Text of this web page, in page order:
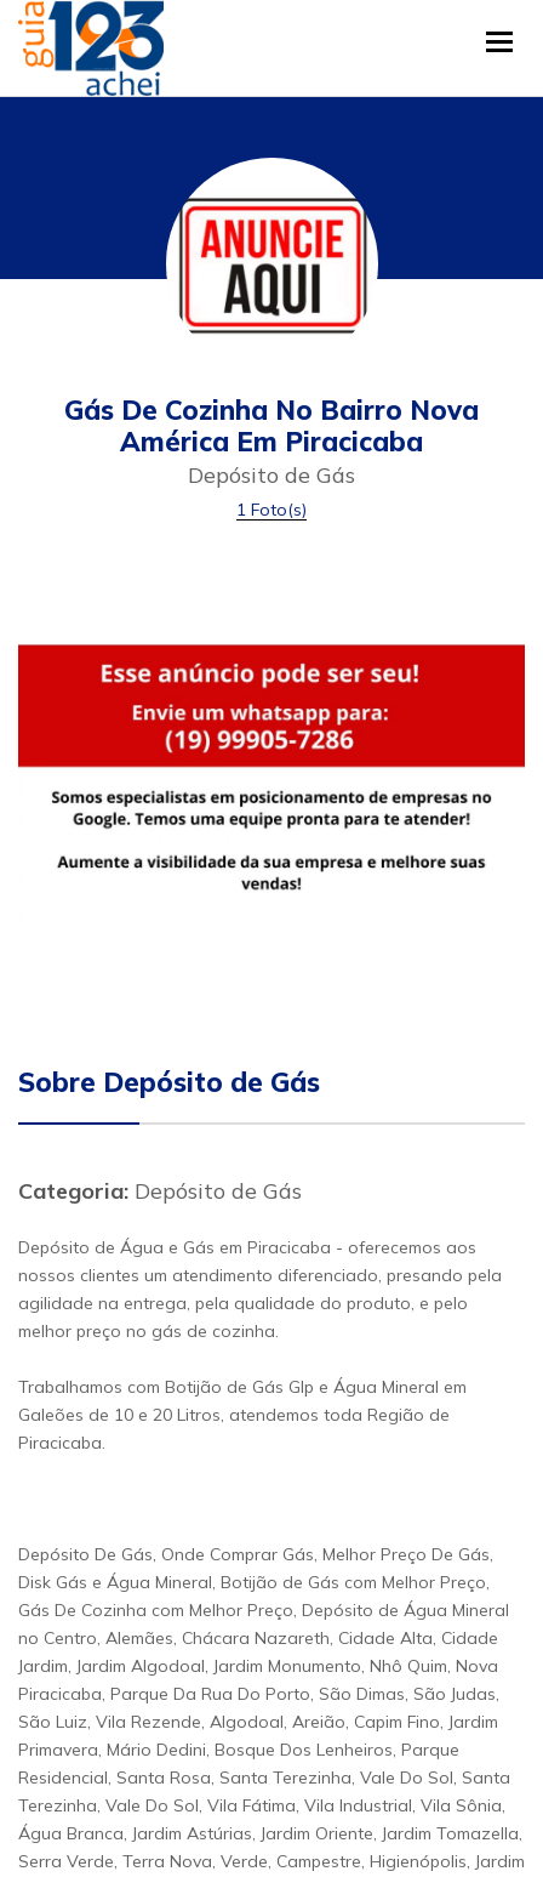
Gás De Cozinha No Bairro Nova
América Em Piracicaba
Depósito de Gás
1 Foto(s)
Sobre Depósito de Gás
Categoria: Depósito de Gás
Depósito de Água e Gás em Piracicaba - oferecemos aos
nossos clientes um atendimento diferenciado, presando pela
agilidade na entrega, pela qualidade do produto, e pelo
melhor preço no gás de cozinha.
Trabalhamos com Botijão de Gás Glp e Água Mineral em
Galeões de 10 e 20 Litros, atendemos toda Região de
Piracicaba.
Depósito De Gás, Onde Comprar Gás, Melhor Preço De Gás,
Disk Gás e Água Mineral, Botijão de Gás com Melhor Preço,
Gás De Cozinha com Melhor Preço, Depósito de Água Mineral
no Centro, Alemães, Chácara Nazareth, Cidade Alta, Cidade
Jardim, Jardim Algodoal, Jardim Monumento, Nhô Quim, Nova
Piracicaba, Parque Da Rua Do Porto, São Dimas, São Judas,
São Luiz, Vila Rezende, Algodoal, Areião, Capim Fino, Jardim
Primavera, Mário Dedini, Bosque Dos Lenheiros, Parque
Residencial, Santa Rosa, Santa Terezinha, Vale Do Sol, Santa
Terezinha, Vale Do Sol, Vila Fátima, Vila Industrial, Vila Sônia,
Água Branca, Jardim Astúrias, Jardim Oriente, Jardim Tomazella,
Serra Verde, Terra Nova, Verde, Campestre, Higienópolis, Jardim